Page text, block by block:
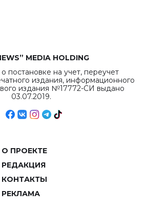
MEDIA HOLDING
постановке на учет, переучет
издания, информационного
издания №17772-СИ выдано
03.07.2019.
О ПРОЕКТЕ
РЕДАКЦИЯ
КОНТАКТЫ
РЕКЛАМА